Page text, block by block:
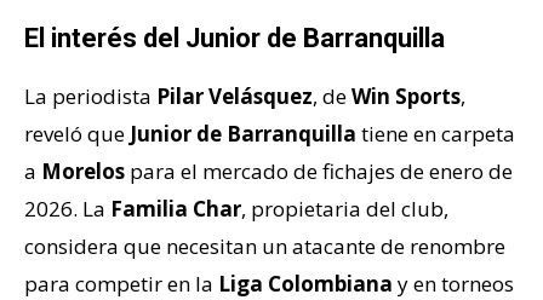
El interés del Junior de Barranquilla
La periodista Pilar Velásquez, deWin Sports,
reveló que Junior de Barranquilla tiene en carpeta
a Morelos para el mercado de fichajes de enero de
2026. La Familia Char, propietaria del club,
considera que necesitan un atacante de renombre
para competir en la Liga Colombiana y en torneos